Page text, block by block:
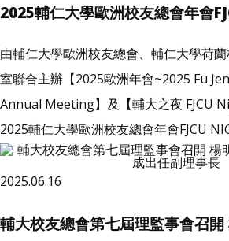
2025輔仁大學歐洲校友總會年會
由輔仁大學歐洲校友總會、輔仁大學荷
室聯合主辦【2025歐洲年會~2025 Fu
Annual Meeting】及【輔大之夜 FJCU
2025輔仁大學歐洲校友總會年會FJCU
2025.06.16
輔大校友總會第七屆理監事會召